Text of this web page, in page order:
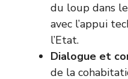
du loup dans
avec l’appui
l’Etat.
Dialogue et
de la